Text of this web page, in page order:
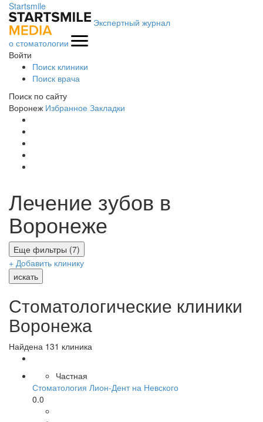
Startsmile
Экспертный журнал
о стоматологии
Войти
Поиск клиники
Поиск врача
Поиск по сайту
Воронеж Избранное Закладки
Лечение зубов в
Воронеже
Еще фильтры (7)
+ Добавить клинику
искать
Стоматологические клиники
Воронежа
Найдена 131 клиника
Частная
Стоматология Лион-Дент на Невского
0.0